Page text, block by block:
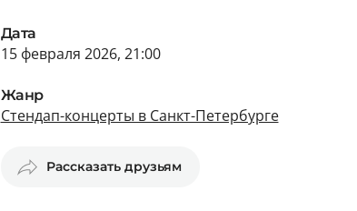
Дата
15 февраля 2026, 21:00
Жанр
Стендап-концерты в Санкт-Петербурге
Рассказать друзьям